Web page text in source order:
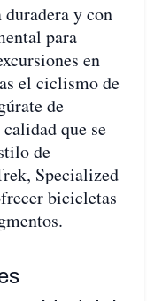
y con
para
en
el ciclismo de
de
que se
de
Specialized
bicicletas